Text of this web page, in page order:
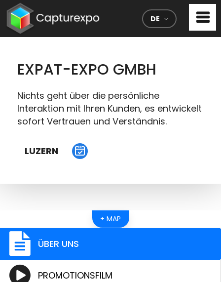
DE
EXPAT-EXPO GMBH
Nichts geht über die persönliche
Interaktion mit Ihren Kunden, es entwickelt
sofort Vertrauen und Verständnis.
LUZERN
+ MAP
ÜBER UNS
PROMOTIONSFILM